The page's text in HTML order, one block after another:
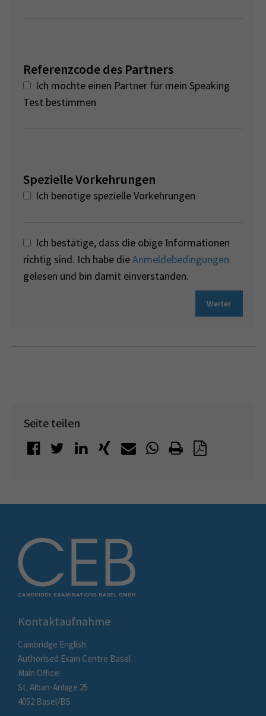
Referenzcode des Partners
Ich möchte einen Partner für mein Speaking
Test bestimmen
Spezielle Vorkehrungen
Ich benötige spezielle Vorkehrungen
Ich bestätige, dass die obige Informationen
richtig sind. Ich habe dieAnmeldebedingungen
gelesen und bin damit einverstanden.
Weiter
Seite teilen
Kontaktaufnahme
Cambridge English
Authorised Exam Centre Basel
Main Office:
St. Alban-Anlage 25
4052 Basel/BS